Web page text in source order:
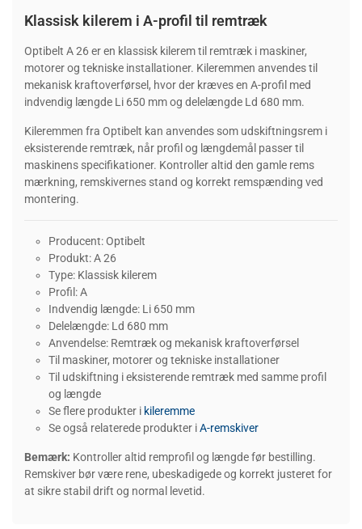
Klassisk kilerem i A-profil til remtræk
Optibelt A 26 er en klassisk kilerem til remtræk i maskiner,
motorer og tekniske installationer. Kileremmen anvendes til
mekanisk kraftoverførsel, hvor der kræves en A-profil med
indvendig længde Li 650 mm og delelængde Ld 680 mm.
Kileremmen fra Optibelt kan anvendes som udskiftningsrem i
eksisterende remtræk, når profil og længdemål passer til
maskinens specifikationer. Kontroller altid den gamle rems
mærkning, remskivernes stand og korrekt remspænding ved
montering.
Producent: Optibelt
Produkt: A 26
Type: Klassisk kilerem
Profil: A
Indvendig længde: Li 650 mm
Delelængde: Ld 680 mm
Anvendelse: Remtræk og mekanisk kraftoverførsel
Til maskiner, motorer og tekniske installationer
Til udskiftning i eksisterende remtræk med samme profil
og længde
Se flere produkter i kileremme
Se også relaterede produkter iA-remskiver
Bemærk: Kontroller altid remprofil og længde før bestilling.
Remskiver bør være rene, ubeskadigede og korrekt justeret for
at sikre stabil drift og normal levetid.